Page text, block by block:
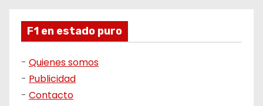
F1 en estado puro
- Quienes somos
- Publicidad
- Contacto